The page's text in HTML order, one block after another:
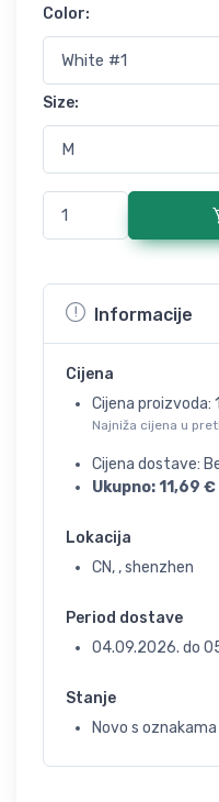
Color:
Size:
Informacije
Cijena
Cijena proizvoda:
Najniža cijena u
Cijena dostave:
Ukupno:11,69 €
Lokacija
CN, , shenzhen
Period dostave
04.09.2026. do
Stanje
Novo s oznakama